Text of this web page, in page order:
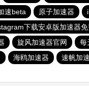
速beta 原子加速器
下载安卓版加速器免
旋风加速器官网 每
海鸥加速器 速帆加